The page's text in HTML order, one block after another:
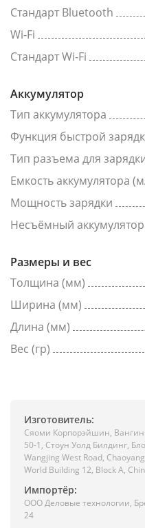
Стандарт Bluetooth
Wi-Fi
Стандарт Wi-Fi
Аккумулятор
Тип аккумулятора
Функция быстрой
Тип разъема для
Емкость аккумулятора
Мощность зарядки
Несъёмный аккумулятор
Размеры и вес
Толщина (мм)
Ширина (мм)
Длина (мм)
Вес (гр)
Изготовитель:
Сяоми Корпорэйшин,
50-1, Стоун Уолд Билдинг,
Wangjing West Road,
World Building 12, Block A,
Импортёр:
ООО Деловые технологии,
24